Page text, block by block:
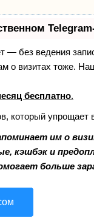
— без ведения
о визитах тоже.
бесплатно.
который упрощает
им о
кэшбэк и
больше